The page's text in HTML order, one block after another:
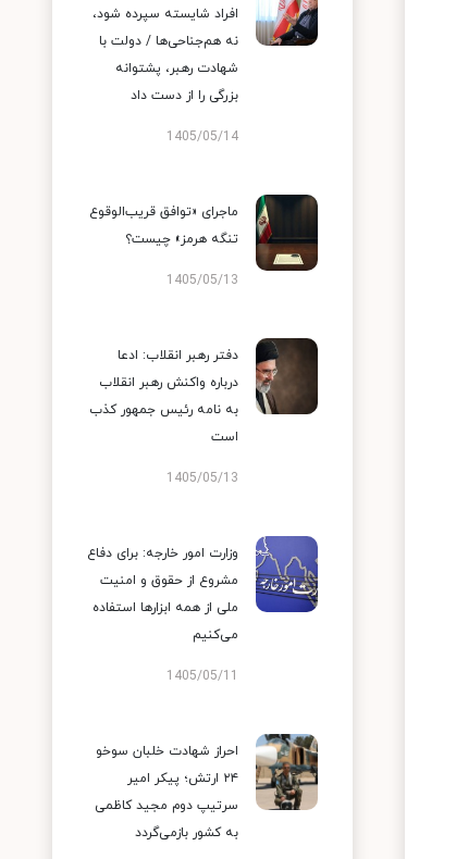
افراد شایسته سپرده شود،
نه هم‌جناحی‌ها / دولت با
شهادت رهبر، پشتوانه
بزرگی را از دست داد
1405/05/14
ماجرای «توافق قریب‌الوقوع
تنگه هرمز» چیست؟
1405/05/13
دفتر رهبر انقلاب: ادعا
درباره واکنش رهبر انقلاب
به نامه رئیس جمهور کذب
است
1405/05/13
وزارت امور خارجه: برای دفاع
مشروع از حقوق و امنیت
ملی از همه ابزارها استفاده
می‌کنیم
1405/05/11
احراز شهادت خلبان سوخو
۲۴ ارتش؛ پیکر امیر
سرتیپ دوم مجید کاظمی
به کشور بازمی‌گردد